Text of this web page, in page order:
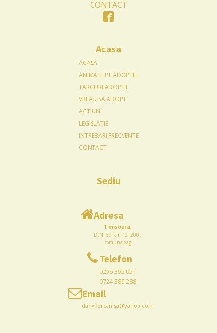
CONTACT
Acasa
ACASA
ANIMALE PT ADOPTIE
TARGURI ADOPTIE
VREAU SA ADOPT
ACTIUNI
LEGISLATIE
INTREBARI FRECVENTE
CONTACT
Sediu
Adresa
Timisoara,
D.N. 59 km 12+200 ,
comuna Șag
Telefon
0256 395 051
0724 389 288
Email
danyflorcanisa@yahoo.com